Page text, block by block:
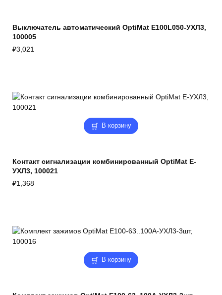
Выключатель автоматический OptiMat E100L050-УХЛ3,
100005
₽3,021
В корзину
Контакт сигнализации комбинированный OptiMat E-
УХЛ3, 100021
₽1,368
В корзину